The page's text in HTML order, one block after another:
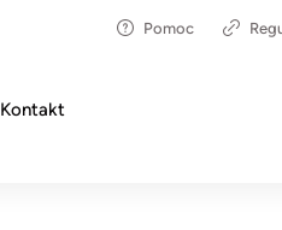
Pomoc
Kontakt